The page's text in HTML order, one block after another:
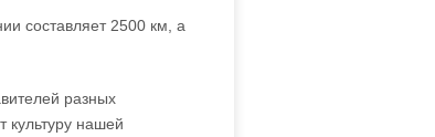
составляет 2500 км, а
разных
культуру нашей